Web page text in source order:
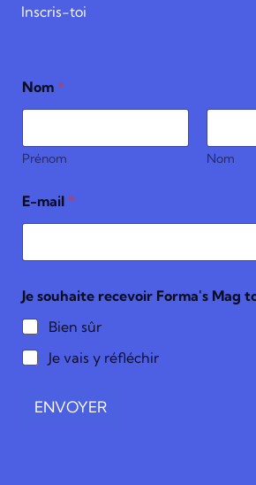
Inscris-toi
Nom *
Prénom Nom
e
l
s
-
m
a
i
l
E-mail *
Je souhaite recevoir Forma's Mag
Bien sûr
Je vais y réfléchir
ENVOYER